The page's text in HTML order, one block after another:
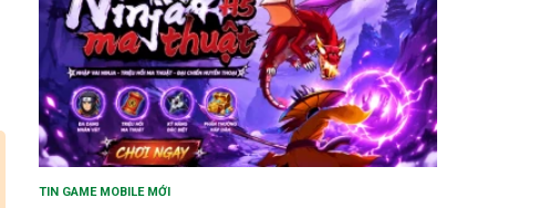
TIN GAME MOBILE MỚI